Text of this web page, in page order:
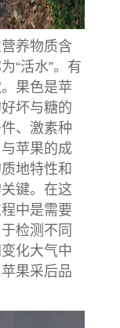
养物质含
“活水”。有
果色是苹
坏与糖的
、激素种
苹果的成
地特性和
键。在这
中是需要
检测不同
化大气中
果采后品